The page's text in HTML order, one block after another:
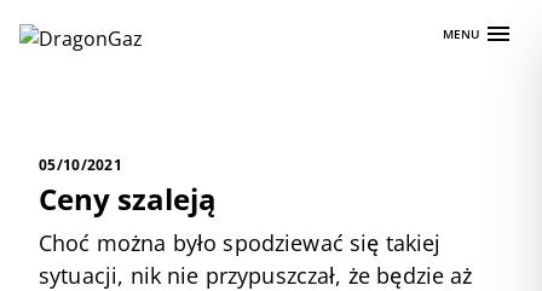
MENU
05/10/2021
Ceny szaleją
Choć można było spodziewać się takiej
sytuacji, nik nie przypuszczał, że będzie aż